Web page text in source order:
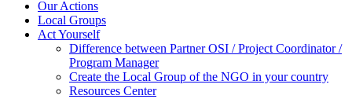
Our Actions
Local Groups
Act Yourself
Difference between Partner OSI / Project Coordinator /
Program Manager
Create the Local Group of the NGO in your country
Resources Center